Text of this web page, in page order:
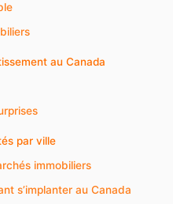
au Canada
par ville
immobiliers
s’implanter au Canada